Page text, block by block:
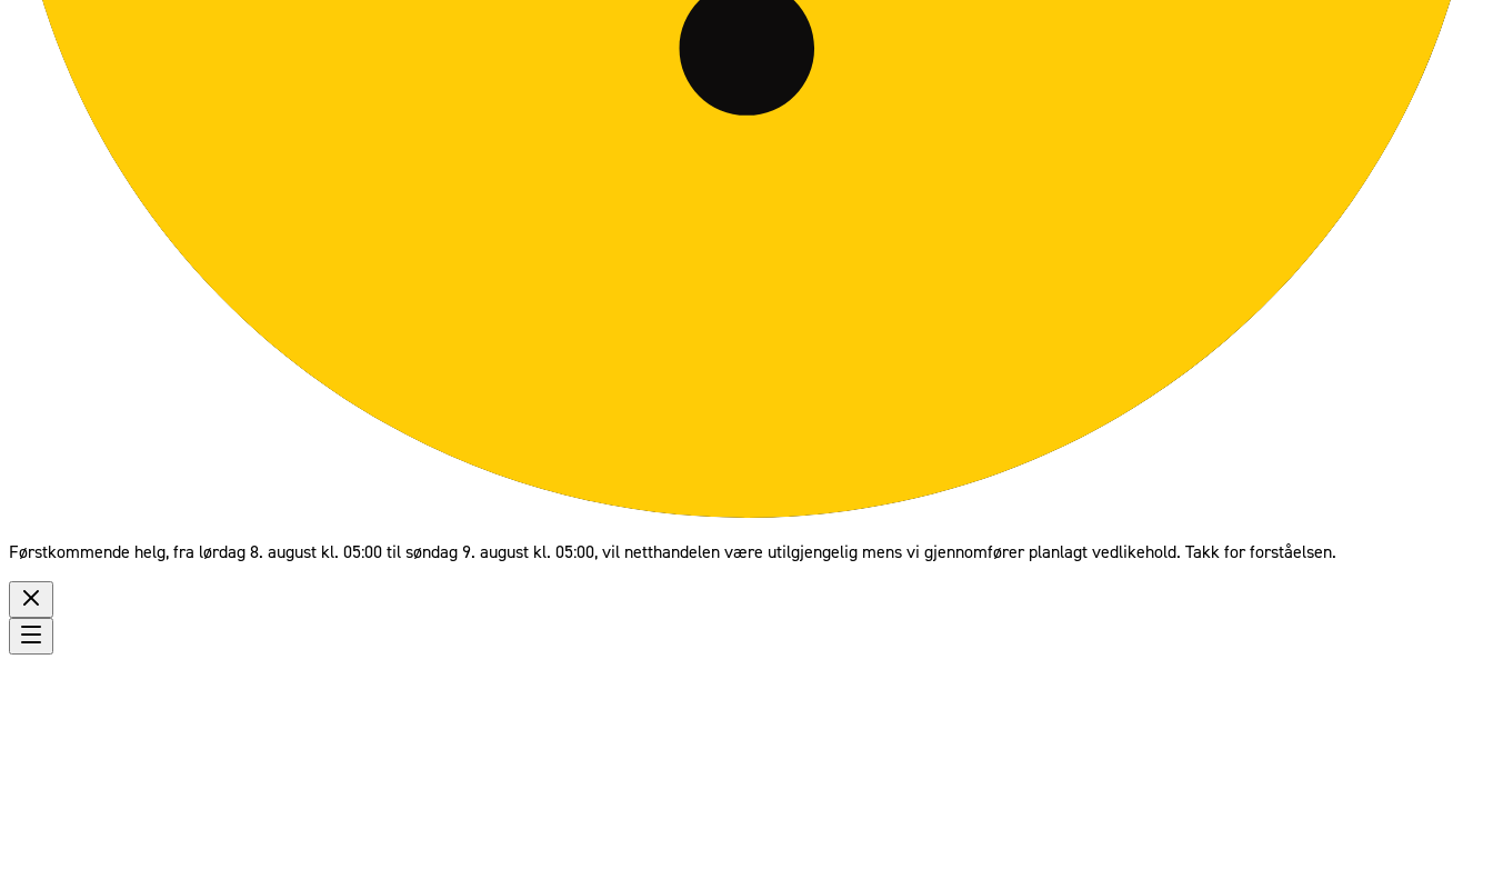
Førstkommende helg, fra lørdag 8. august kl. 05:00 til søndag 9. august kl. 05:00, vil netthandelen være utilgjengelig mens vi gjennomfører planlagt vedlikehold. Takk for forståelsen.